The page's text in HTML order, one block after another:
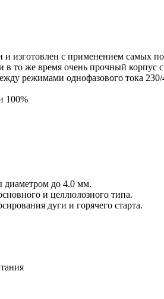
изготовлен с применением самых
же время очень прочный корпус с
режимами однофазового тока
диаметром до 4.0 мм.
и целлюлозного типа.
дуги и горячего старта.